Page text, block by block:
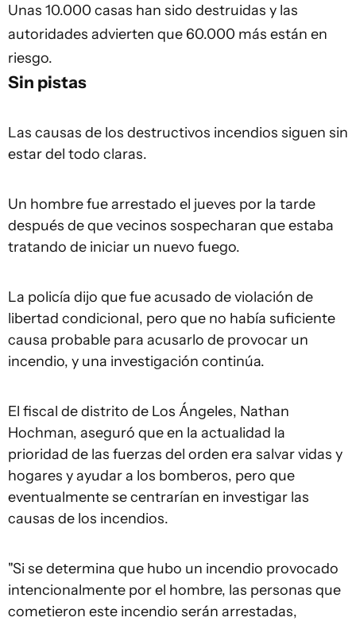
Unas 10.000 casas han sido destruidas y las
autoridades advierten que 60.000 más están en
riesgo.
Sin pistas
Las causas de los destructivos incendios siguen sin
estar del todo claras.
Un hombre fue arrestado el jueves por la tarde
después de que vecinos sospecharan que estaba
tratando de iniciar un nuevo fuego.
La policía dijo que fue acusado de violación de
libertad condicional, pero que no había suficiente
causa probable para acusarlo de provocar un
incendio, y una investigación continúa.
El fiscal de distrito de Los Ángeles, Nathan
Hochman, aseguró que en la actualidad la
prioridad de las fuerzas del orden era salvar vidas y
hogares y ayudar a los bomberos, pero que
eventualmente se centrarían en investigar las
causas de los incendios.
"Si se determina que hubo un incendio provocado
intencionalmente por el hombre, las personas que
cometieron este incendio serán arrestadas,